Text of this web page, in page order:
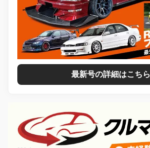
最新号の詳細はこちら